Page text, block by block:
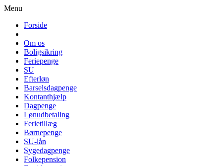
Menu
Forside
Om os
Boligsikring
Feriepenge
SU
Efterløn
Barselsdagpenge
Kontanthjælp
Dagpenge
Lønudbetaling
Ferietillæg
Børnepenge
SU-lån
Sygedagpenge
Folkepension